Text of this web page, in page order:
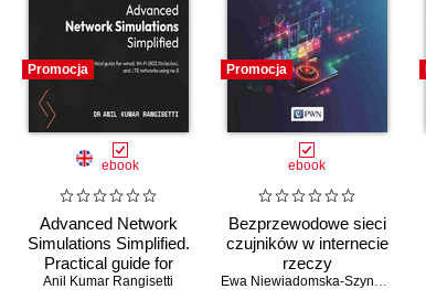
Oguzhan Kara
Promocja
ebook
Advanced Network
Simulations Simplified.
Practical guide for
wired, Wi-Fi
Anil Kumar Rangisetti
Promocja
ebook
Bezprzewodowe sieci
czujników w internecie
rzeczy
Ewa Niewiadomska-Szynkiewicz